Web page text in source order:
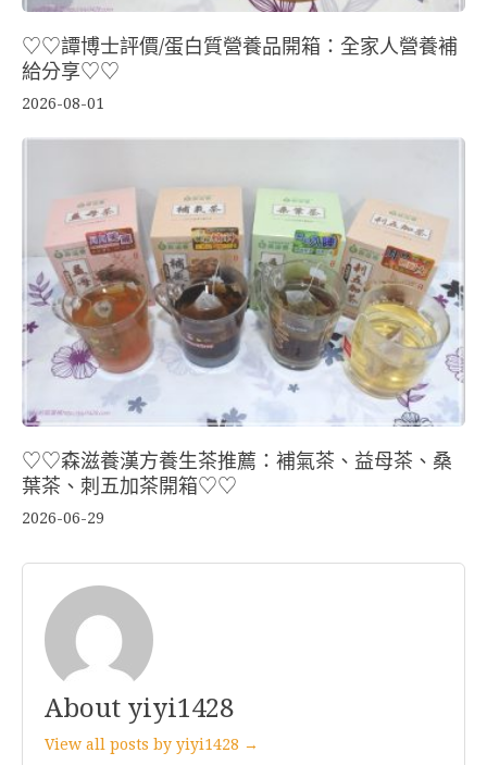
♡♡譚博士評價/蛋白質營養品開箱：全家人營養補
給分享♡♡
2026-08-01
♡♡森滋養漢方養生茶推薦：補氣茶、益母茶、桑
葉茶、刺五加茶開箱♡♡
2026-06-29
About yiyi1428
View all posts by yiyi1428 →